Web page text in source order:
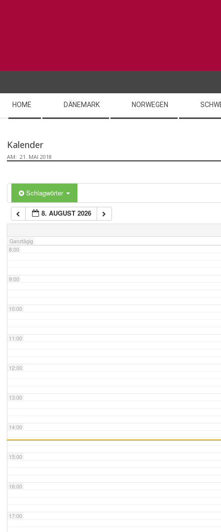
Navigation
Menu
HOME DÄNEMARK NORWEGEN
Kalender
AM: 21. MAI 2018
Schlagwörter
8. AUGUST 2026
Ganztägig
2:00
3:00
5:00
7:00
8:00
9:00
10:00
11:00
12:00
13:00
14:00
15:00
16:00
17:00